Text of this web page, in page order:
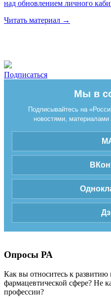
над обновлением личного
Читать материал →
Подписаться
Мы в
Подписывайтесь на
новостями,
Опросы РА
Как вы относитесь к развитию
фармацевтической сфере? Не
профессии?